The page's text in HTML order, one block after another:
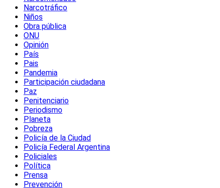
Narcotráfico
Niños
Obra pública
ONU
Opinión
País
Pais
Pandemia
Participación ciudadana
Paz
Penitenciario
Periodismo
Planeta
Pobreza
Policía de la Ciudad
Policía Federal Argentina
Policiales
Política
Prensa
Prevención